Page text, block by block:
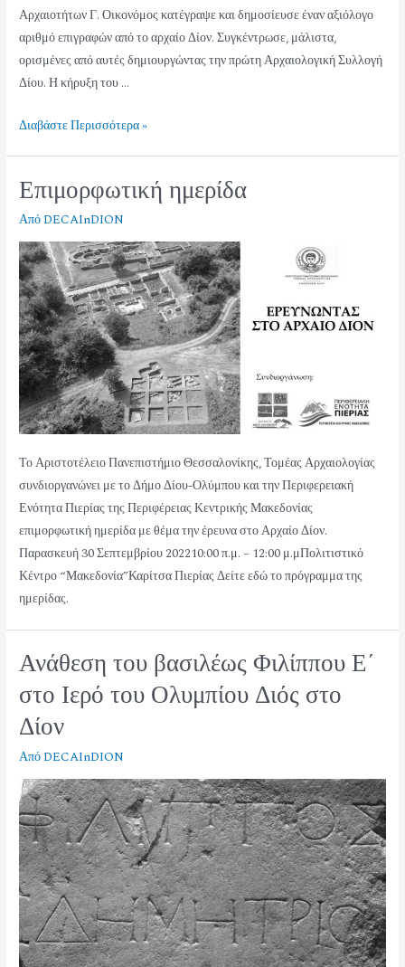
Αρχαιοτήτων Γ. Οικονόμος κατέγραψε και δημοσίευσε έναν αξιόλογο
αριθμό επιγραφών από το αρχαίο Δίον. Συγκέντρωσε, μάλιστα,
ορισμένες από αυτές δημιουργώντας την πρώτη Αρχαιολογική Συλλογή
Δίου. Η κήρυξη του …
Διαβάστε Περισσότερα »
Επιμορφωτική ημερίδα
Από DECAInDION
Το Αριστοτέλειο Πανεπιστήμιο Θεσσαλονίκης, Τομέας Αρχαιολογίας
συνδιοργανώνει με το Δήμο Δίου-Ολύμπου και την Περιφερειακή
Ενότητα Πιερίας της Περιφέρειας Κεντρικής Μακεδονίας
επιμορφωτική ημερίδα με θέμα την έρευνα στο Αρχαίο Δίον.
Παρασκευή 30 Σεπτεμβρίου 202210:00 π.μ. – 12:00 μ.μΠολιτιστικό
Κέντρο “Μακεδονία”Καρίτσα Πιερίας Δείτε εδώ το πρόγραμμα της
ημερίδας.
Ανάθεση του βασιλέως Φιλίππου Ε΄
στο Ιερό του Ολυμπίου Διός στο
Δίον
Από DECAInDION